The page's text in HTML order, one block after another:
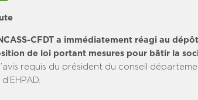
CFDT a immédiatement réagi au dépôt
de loi portant mesures pour bâtir la
l’avis requis du président du conseil